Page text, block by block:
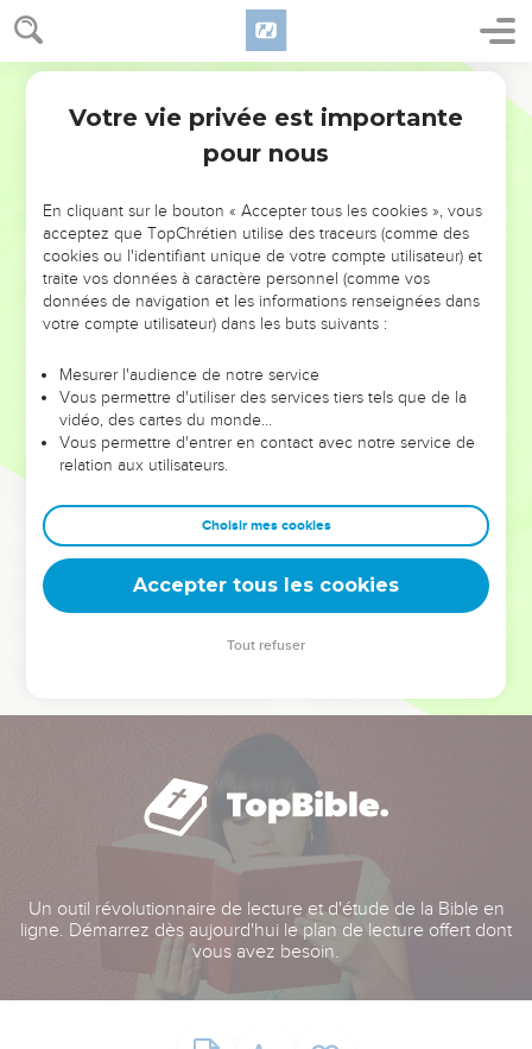
NE MANQUEZ PAS L’ÉVÉNEMENT
DE L’ANNÉE !
ET SI LEURS ERREURS POUVAIENT VOUS ÉVITER LES
VOTRES ?
leur foi ou leur vision. Mais on voit moins les doutes, les erreurs
et les saisons difficiles qu'ils ont traversés, alors même que ce
sont elles qui les ont façonnés.
Dans cette conférence, leaders, entrepreneurs, et responsables
clés pour avancer avec plus de sagesse afin que leurs erreurs
deviennent vos tremplins. Que vous guidiez un ministère, une
équipe, un groupe ou une famille, leur expérience est faite
Un outil révolutionnaire de lecture et d'étude de la Bible en
ligne. Démarrez dès aujourd'hui le plan de lecture offert dont
vous avez besoin.
Votre vie privée est importante
pour nous
En cliquant sur le bouton « Accepter tous les cookies », vous
acceptez que TopChrétien utilise des traceurs (comme des
cookies ou l'identifiant unique de votre compte utilisateur) et
traite vos données à caractère personnel (comme vos
données de navigation et les informations renseignées dans
votre compte utilisateur) dans les buts suivants :
Mesurer l'audience de notre service
Vous permettre d'utiliser des services tiers tels que de la
vidéo, des cartes du monde…
Vous permettre d'entrer en contact avec notre service de
relation aux utilisateurs.
Choisir mes cookies
Accepter tous les cookies
Tout refuser